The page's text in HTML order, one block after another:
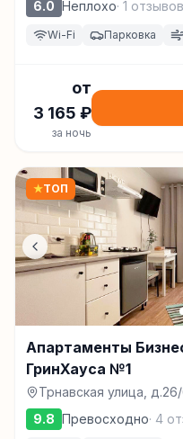
6.0 Неплохо· 1 отзывов
Wi-Fi Парковка
от
3 165 ₽
за ночь
★ТОП
Апартаменты
ГринХауса №1
Трнавская улица,
9.8 Превосходно· 4